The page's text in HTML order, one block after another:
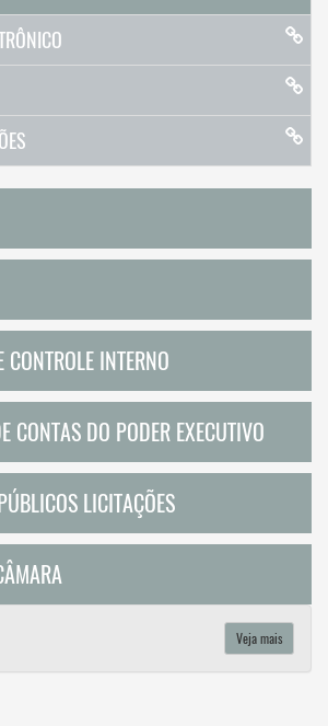
CONTROLE INTERNO
CONTAS DO PODER EXECUTIVO
LICITAÇÕES
Veja mais